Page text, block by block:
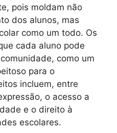
pois moldam não
dos alunos, mas
como um todo. Os
cada aluno pode
como um
para o
incluem, entre
o acesso a
e o direito à
escolares.